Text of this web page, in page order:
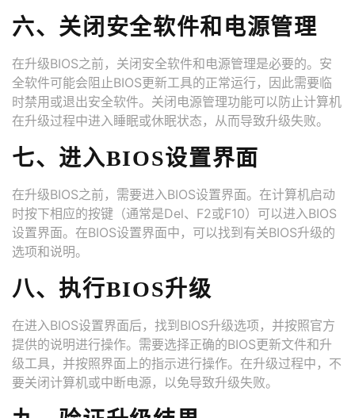
六、关闭安全软件和电源管理
在升级BIOS之前，关闭安全软件和电源管理是必要的。安
全软件可能会阻止BIOS更新工具的正常运行，因此需要临
时禁用或退出安全软件。关闭电源管理功能可以防止计算机
在升级过程中进入睡眠或休眠状态，从而导致升级失败。
七、进入BIOS设置界面
在升级BIOS之前，需要进入BIOS设置界面。在计算机启动
时按下相应的按键（通常是Del、F2或F10）可以进入BIOS
设置界面。在BIOS设置界面中，可以找到有关BIOS升级的
选项和说明。
八、执行BIOS升级
在进入BIOS设置界面后，找到BIOS升级选项，并按照官方
提供的说明进行操作。需要选择正确的BIOS更新文件和升
级工具，并按照界面上的指示进行操作。在升级过程中，不
要关闭计算机或中断电源，以免导致升级失败。